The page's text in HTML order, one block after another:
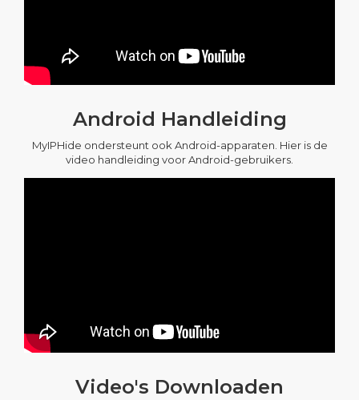
Android Handleiding
MyIPHide ondersteunt ook Android-apparaten. Hier is de
video handleiding voor Android-gebruikers.
Video's Downloaden